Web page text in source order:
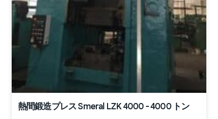
熱間鍛造プレス Smeral LZK 4000 - 4000 トン